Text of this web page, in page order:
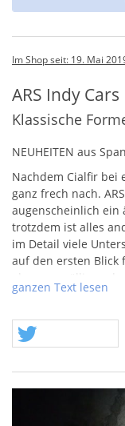
Im Shop seit: 19. Mai
ARS Indy Cars
Klassische
NEUHEITEN aus
Nachdem Cialfir bei
ganz frech nach. ARS
augenscheinlich ein
trotzdem ist alles
im Detail viele
auf den ersten Blick
aber was völlig
Artikeln ist natürlich
und welche Artikel
man es schon bei
absolut
Die F2…jaja F2, also
ganzen Text lesen